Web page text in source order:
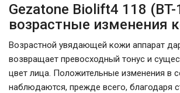
Gezatone Biolift4 118 (BT-
возрастные изменения
Возрастной увядающей кожи аппарат
возвращает превосходный тонус и
цвет лица. Положительные изменения в
наблюдаются, прежде всего, благодаря